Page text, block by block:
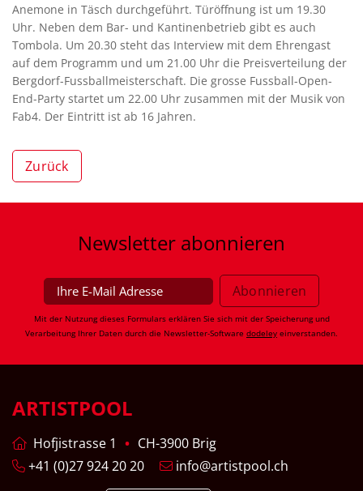
Anemone in Täsch durchgeführt. Türöffnung ist um 19.30
Uhr. Neben dem Bar- und Kantinenbetrieb gibt es auch
Tombola. Um 20.30 steht das Interview mit dem Ehrengast
auf dem Programm und um 21.00 Uhr die Preisverteilung der
Bergdorf-Fussballmeisterschaft. Die grosse Fussball-Open-
End-Party startet um 22.00 Uhr zusammen mit der Musik von
Fab4. Der Eintritt ist ab 16 Jahren.
Zurück
Newsletter abonnieren
Mit der Nutzung dieses Formulars erklären Sie sich mit der Speicherung und
Verarbeitung Ihrer Daten durch die Newsletter-Software dodeley einverstanden.
ARTISTPOOL
Hofjistrasse 1
CH-3900 Brig
+41 (0)27 924 20 20
info@artistpool.ch